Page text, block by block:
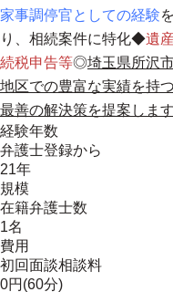
家事調停官としての経験
り、相続案件に特化◆遺
続税申告等◎埼玉県所沢
地区での豊富な実績を持
最善の解決策を提案します
経験年数
弁護士登録から
21年
規模
在籍弁護士数
1名
費用
初回面談相談料
0円(60分)